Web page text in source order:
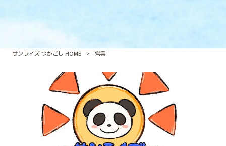
サンライズ つかごし HOME > 営業